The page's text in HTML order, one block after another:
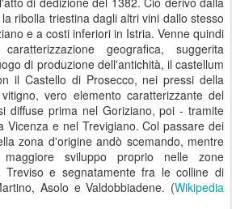
ribolla triestina dagli altri vini dallo stesso
e a costi inferiori in Istria. Venne quindi
geografica, suggerita
di produzione dell'antichità, il castellum
il Castello di Prosecco, nei pressi della
vero elemento caratterizzante del
diffuse prima nel Goriziano, poi - tramite
Vicenza e nel Trevigiano. Col passare dei
zona d'origine andò scemando, mentre
sviluppo proprio nelle zone
Treviso e segnatamente fra le colline di
Asolo e Valdobbiadene. (Wikipedia